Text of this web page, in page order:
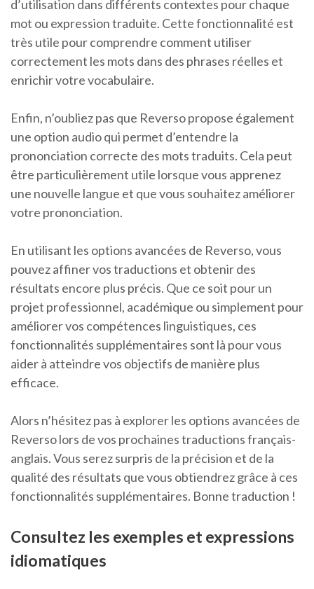
d’utilisation dans différents contextes pour chaque
mot ou expression traduite. Cette fonctionnalité est
très utile pour comprendre comment utiliser
correctement les mots dans des phrases réelles et
enrichir votre vocabulaire.
Enfin, n’oubliez pas que Reverso propose également
une option audio qui permet d’entendre la
prononciation correcte des mots traduits. Cela peut
être particulièrement utile lorsque vous apprenez
une nouvelle langue et que vous souhaitez améliorer
votre prononciation.
En utilisant les options avancées de Reverso, vous
pouvez affiner vos traductions et obtenir des
résultats encore plus précis. Que ce soit pour un
projet professionnel, académique ou simplement pour
améliorer vos compétences linguistiques, ces
fonctionnalités supplémentaires sont là pour vous
aider à atteindre vos objectifs de manière plus
efficace.
Alors n’hésitez pas à explorer les options avancées de
Reverso lors de vos prochaines traductions français-
anglais. Vous serez surpris de la précision et de la
qualité des résultats que vous obtiendrez grâce à ces
fonctionnalités supplémentaires. Bonne traduction !
Consultez les exemples et expressions
idiomatiques